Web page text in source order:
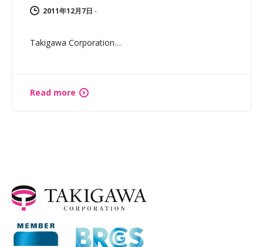
2011年12月7日 -
Takigawa Corporation…
Read more